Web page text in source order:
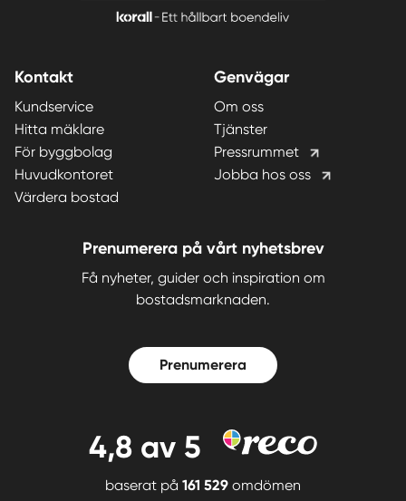
Kontakt
Kundservice
Hitta mäklare
För byggbolag
Huvudkontoret
Värdera bostad
Genvägar
Om oss
Tjänster
Pressrummet
Jobba hos oss
Prenumerera på vårt nyhetsbrev
Få nyheter, guider och inspiration om
bostadsmarknaden.
Prenumerera
4,8 av 5
baserat på 161 529 omdömen